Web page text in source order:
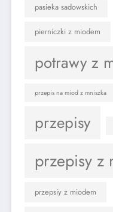
pasieka sadowskich
pierniczki z miodem
potrawy z
przepis na miod z mniszka
przepisy
przepisy z
przepsiy z miodem